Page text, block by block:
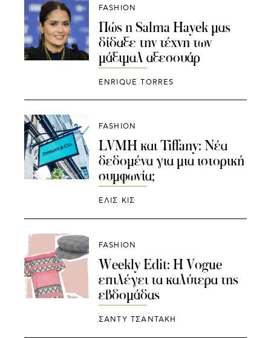
FASHION
Πώς η Salma Hayek μας
δίδαξε την τέχνη των
μάξιμαλ αξεσουάρ
ENRIQUE TORRES
FASHION
LVMH και Tiffany: Νέα
δεδομένα για μια ιστορική
συμφωνία;
ΕΛΙΣ ΚΙΣ
FASHION
Weekly Edit: H Vogue
επιλέγει τα καλύτερα της
εβδομάδας
ΣΑΝΤΥ ΤΣΑΝΤΑΚΗ